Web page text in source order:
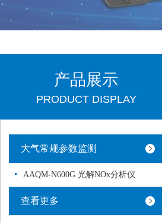
产品展示
PRODUCT DISPLAY
大气常规参数监测
AAQM-N600G 光解NOx分析仪
查看更多